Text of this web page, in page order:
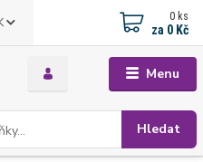
Menu
Hledat
0 ks
za 0 Kč